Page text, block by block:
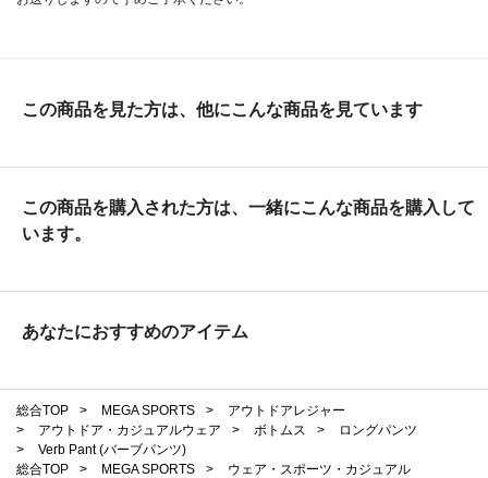
この商品を見た方は、他にこんな商品を見ています
この商品を購入された方は、一緒にこんな商品を購入して
います。
あなたにおすすめのアイテム
総合TOP > MEGA SPORTS >
アウトドアレジャー
>
アウトドア・カジュアルウェア > ボトムス >
ロングパンツ
>
Verb Pant (バーブパンツ)
総合TOP
> MEGA SPORTS >
ウェア・スポーツ・カジュアル